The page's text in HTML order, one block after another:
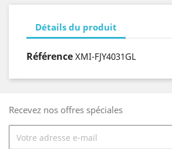
Détails du produit
Référence XMI-FJY4031GL
Recevez nos offres spéciales